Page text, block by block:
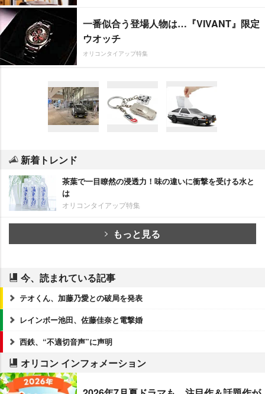
一番似合う登場人物は…『VIVANT』限定
ウオッチ
オリコンタイアップ特集
新着トレンド
茶葉で一目瞭然の浸透力！味の違いに衝撃を受ける水と
は
オリコンタイアップ特集
もっと見る
今、読まれている記事
テオくん、加藤乃愛との破局を発表
レインボー池田、佐藤佳奈と電撃婚
西鉄、“不適切音声”に声明
オリコン インフォメーション